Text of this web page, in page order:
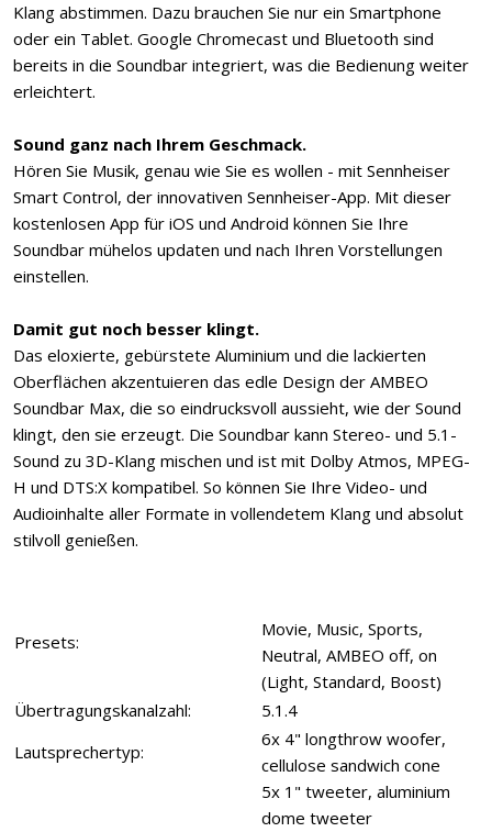
Klang abstimmen. Dazu brauchen Sie nur ein Smartphone
oder ein Tablet. Google Chromecast und Bluetooth sind
bereits in die Soundbar integriert, was die Bedienung weiter
erleichtert.
Sound ganz nach Ihrem Geschmack.
Hören Sie Musik, genau wie Sie es wollen - mit Sennheiser
Smart Control, der innovativen Sennheiser-App. Mit dieser
kostenlosen App für iOS und Android können Sie Ihre
Soundbar mühelos updaten und nach Ihren Vorstellungen
einstellen.
Damit gut noch besser klingt.
Das eloxierte, gebürstete Aluminium und die lackierten
Oberflächen akzentuieren das edle Design der AMBEO
Soundbar Max, die so eindrucksvoll aussieht, wie der Sound
klingt, den sie erzeugt. Die Soundbar kann Stereo- und 5.1-
Sound zu 3D-Klang mischen und ist mit Dolby Atmos, MPEG-
H und DTS:X kompatibel. So können Sie Ihre Video- und
Audioinhalte aller Formate in vollendetem Klang und absolut
stilvoll genießen.
Presets:
Movie, Music, Sports,
Neutral, AMBEO off, on
(Light, Standard, Boost)
Übertragungskanalzahl:
5.1.4
Lautsprechertyp:
6x 4" longthrow woofer,
cellulose sandwich cone
5x 1" tweeter, aluminium
dome tweeter